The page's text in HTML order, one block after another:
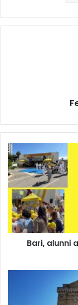
Bari,
alunni
a
lezione
di
agricoltura
sana
alimentazione
Bari, alunni